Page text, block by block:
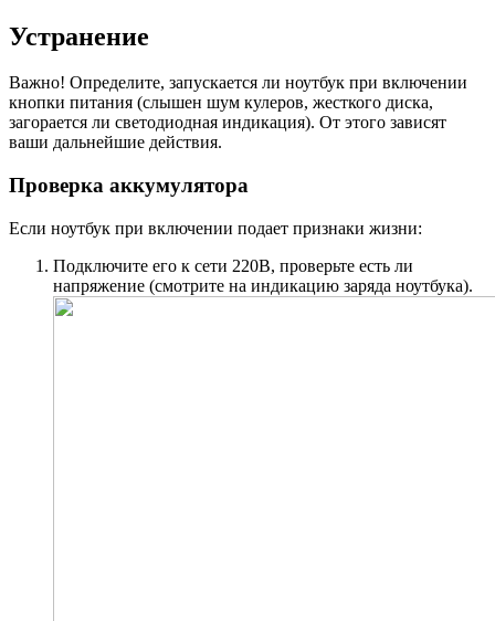
Устранение
Важно! Определите, запускается ли ноутбук при включении
кнопки питания (слышен шум кулеров, жесткого диска,
загорается ли светодиодная индикация). От этого зависят
ваши дальнейшие действия.
Проверка аккумулятора
Если ноутбук при включении подает признаки жизни:
Подключите его к сети 220В, проверьте есть ли
напряжение (смотрите на индикацию заряда ноутбука).